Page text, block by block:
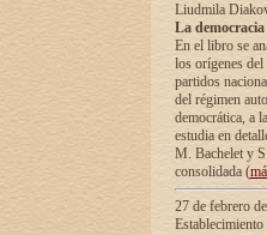
Liudmila
La
En el libro se
los orígenes
partidos
del régimen
democrática, а
estudia en
М. Bachelet у
consolidada (
27 de febrero